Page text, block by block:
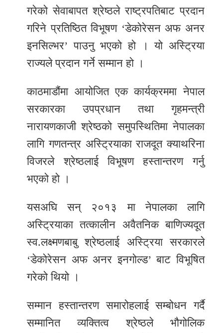
गरेको सेवाबापत श्रेष्ठले राष्ट्रपतिबाट प्रदान
गरिने प्रतिष्ठित विभूषण ‘डेकोरेसन अफ अनर
इनसिल्भर’ पाउनु भएको हो । यो अस्ट्रिया
राज्यले प्रदान गर्ने सम्मान हो ।
काठमाडौंमा आयोजित एक कार्यक्रममा नेपाल
सरकारका उपप्रधान तथा गृहमन्त्री
नारायणकाजी श्रेष्ठको समुपस्थितिमा नेपालका
लागि गणतन्त्र अस्ट्रियाका राजदूत क्याथरिना
विजरले श्रेष्ठलाई विभूषण हस्तान्तरण गर्नु
भएको हो ।
यसअघि सन् २०१३ मा नेपालका लागि
अस्ट्रियाका तत्कालीन अवैतनिक बाणिज्यदूत
स्व.लक्ष्मणबाबु श्रेष्ठलाई अस्ट्रिया सरकारले
‘डेकोरेसन अफ अनर इनगोल्ड’ बाट विभूषित
गरेको थियो ।
सम्मान हस्तान्तरण समारोहलाई सम्बोधन गर्दै
सम्मानित व्यक्तित्व श्रेष्ठले भौगोलिक